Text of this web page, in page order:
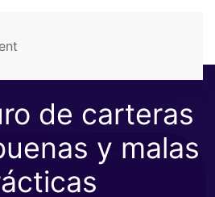
de carteras
y malas